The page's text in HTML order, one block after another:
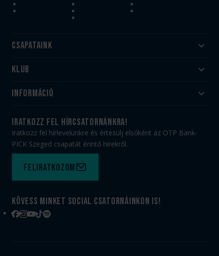
Csapataink
Felnőtt
Utánpótlás
Klub
#HandballFamily
Munkatársaink
PICK Aréna
Sajtóakkreditáció
Információ
Jegy- és bérletvásárlás
Webshop
Felhasználási feltételek
Kapcsolat
iratkozz fel hírcsatornánkra!
Iratkozz fel hírlevelünkre és értesülj elsőként az OTP Bank-
PICK Szeged csapatát érintő hírekről.
Feliratkozom
Kövess minket social csatornáinkon is!
Facebook
Instagram
YouTube
TikTokSpotify